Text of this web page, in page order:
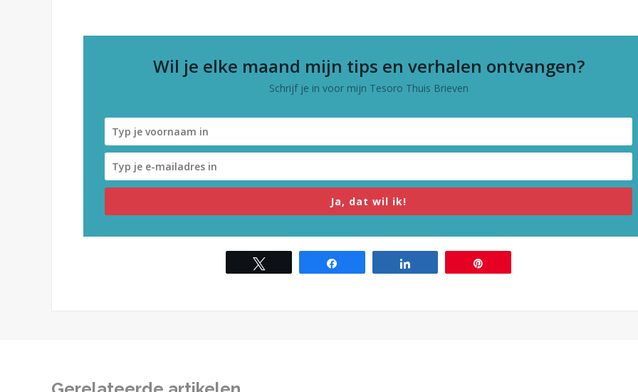
Wil je elke maand mijn tips en verhalen ontvangen?
Schrijf je in voor mijn Tesoro Thuis Brieven
Ja, dat wil ik!